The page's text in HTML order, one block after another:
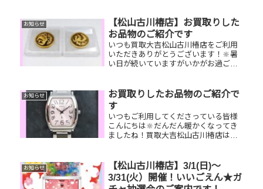
お知らせ
【松山古川椿店】お買取りした
お品物のご紹介です
いつも買取大吉松山古川椿店をご利用
いただきありがとうございます！🔆暑
い日が続いていますがいかがお過ごし
買取りしたお品物のご紹介です！ 御在
位10万円金貨 ルイヴィトン ...
お知らせ
お買取りしたお品物のご紹介で
す
いつもご利用してくださっている皆様
こんにちは🔆だんだん暖かくなってき
ましたね！買取大吉松山古川椿店は本
っているお品物はございませんか？そ
のお品物ぜひ！買取大吉松山古川椿
店...
お知らせ
【松山古川椿店】3/1(日)～
3/31(火）開催！いいごえん★ガ